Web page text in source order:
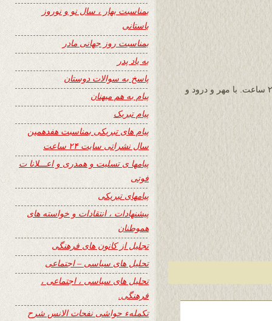
سپاس ویژه از جناب هروی محترم و سایت وزین ۲۴ ساعت. با مهر و درود و
بمناسبت بهار ، سال نو و نوروز
باستانی
بمناسبت روز جهانی مادر
به یاد پدر
پاسخ به سوالات دوستان
پیام به هم میهنان
پیام تبریک
پیام های تبریکی بمناسبت هفدهمین
سال نشراتی سایت ۲۴ ساعت
پیامها ی تسلیت و همدری و اعـــلانا ت
فوتی
پیامهای تبریکی
پیشنهادات ، انتقادات و خواسته های
هموطنان
تجلیل از کانون های فرهنگی
تحلیل های سیاسی – اجتماعی
تحلیل های سیاسی ، اجتماعی ،
فرهنگی.
تکملهء حواشی نفحات الانس شرح